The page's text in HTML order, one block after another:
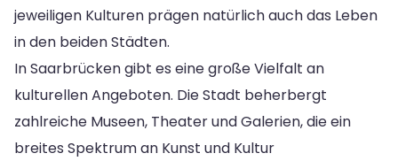
jeweiligen Kulturen prägen natürlich auch das Leben
in den beiden Städten.
In Saarbrücken gibt es eine große Vielfalt an
kulturellen Angeboten. Die Stadt beherbergt
zahlreiche Museen, Theater und Galerien, die ein
breites Spektrum an Kunst und Kultur